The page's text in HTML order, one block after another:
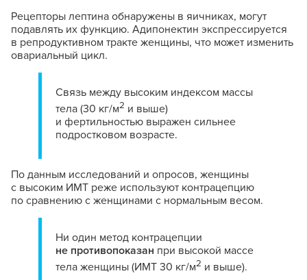
Рецепторы лептина обнаружены в яичниках, могут
подавлять их функцию. Адипонектин экспрессируется
в репродуктивном тракте женщины, что может изменить
овариальный цикл.
Связь между высоким индексом массы
тела (30 кг/м2 и выше)
и фертильностью выражен сильнее
подростковом возрасте.
По данным исследований и опросов, женщины
с высоким ИМТ реже используют контрацепцию
по сравнению с женщинами с нормальным весом.
Ни один метод контрацепции
не противопоказан при высокой массе
тела женщины (ИМТ 30 кг/м2 и выше).